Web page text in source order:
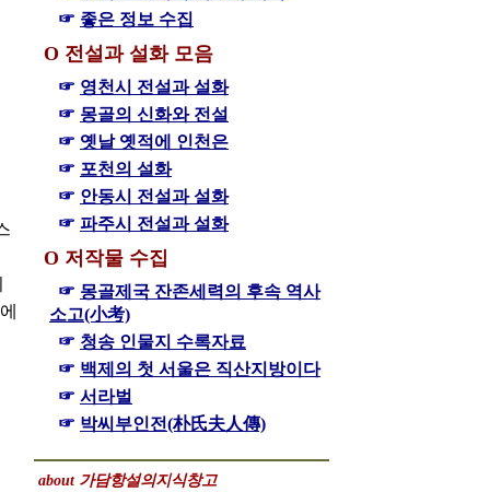
☞ 좋은 정보 수집
Ο 전설과 설화 모음
☞ 영천시 전설과 설화
☞ 몽골의 신화와 전설
☞ 옛날 옛적에 인천은
☞ 포천의 설화
☞ 안동시 전설과 설화
☞ 파주시 전설과 설화
Ο 저작물 수집
☞ 몽골제국 잔존세력의 후속 역사
소고(小考)
☞ 청송 인물지 수록자료
☞ 백제의 첫 서울은 직산지방이다
☞ 서라벌
☞ 박씨부인전(朴氏夫人傳)
about 가담항설의지식창고